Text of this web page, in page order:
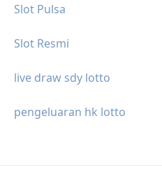
Slot Pulsa
Slot Resmi
live draw sdy lotto
pengeluaran hk lotto